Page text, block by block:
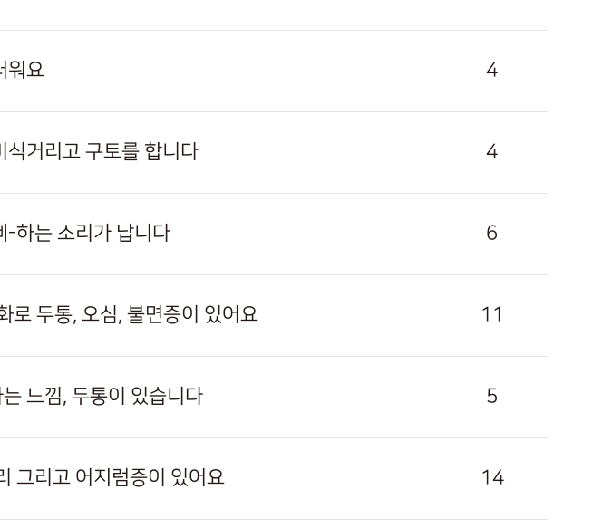
워요 4
식거리고 구토를 합니다 4
-하는 소리가 납니다 6
로 두통, 오심, 불면증이 있어요 11
느낌, 두통이 있습니다 5
그리고 어지럼증이 있어요 14